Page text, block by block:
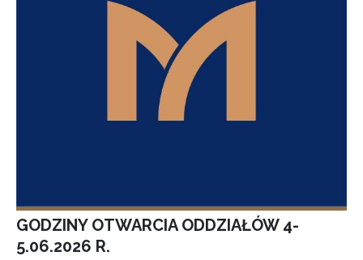
GODZINY OTWARCIA ODDZIAŁÓW 4-
5.06.2026 R.